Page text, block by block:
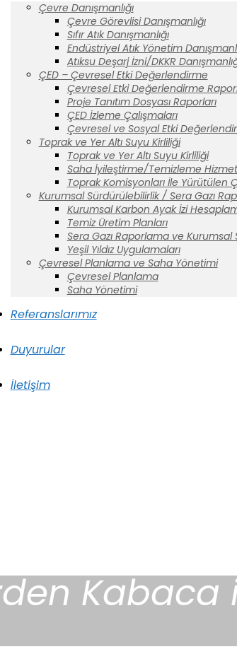
Çevre Danışmanlığı
Çevre Görevlisi Danışmanlığı
Sıfır Atık Danışmanlığı
Endüstriyel Atık Yönetim
Atıksu Deşarj İzni/DKKR
ÇED – Çevresel Etki Değerlendirme
Çevresel Etki Değerlendirme
Proje Tanıtım Dosyası Raporları
ÇED İzleme Çalışmaları
Çevresel ve Sosyal Etki
Toprak ve Yer Altı Suyu Kirliliği
Toprak ve Yer Altı Suyu Kirliliği
Saha İyileştirme/Temizleme
Toprak Komisyonları İle Yürütülen
Kurumsal Sürdürülebilirlik / Sera Gazı
Kurumsal Karbon Ayak İzi
Temiz Üretim Planları
Sera Gazı Raporlama ve
Yeşil Yıldız Uygulamaları
Çevresel Planlama ve Saha Yönetimi
Çevresel Planlama
Saha Yönetimi
Referanslarımız
Duyurular
İletişim
Kabaca